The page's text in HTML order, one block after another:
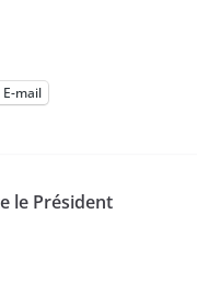
E-mail
le Président